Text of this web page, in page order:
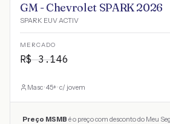
GM - Chevrolet SPARK 2026
SPARK EUV ACTIV
MERCADO
R$3.146
Masc · 45+ · c/ jovem
Preço MSMB é o preço com desconto do Meu